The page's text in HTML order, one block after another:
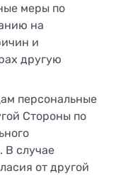
меры по
на
и
другую
персональные
Стороны по
В случае
от другой